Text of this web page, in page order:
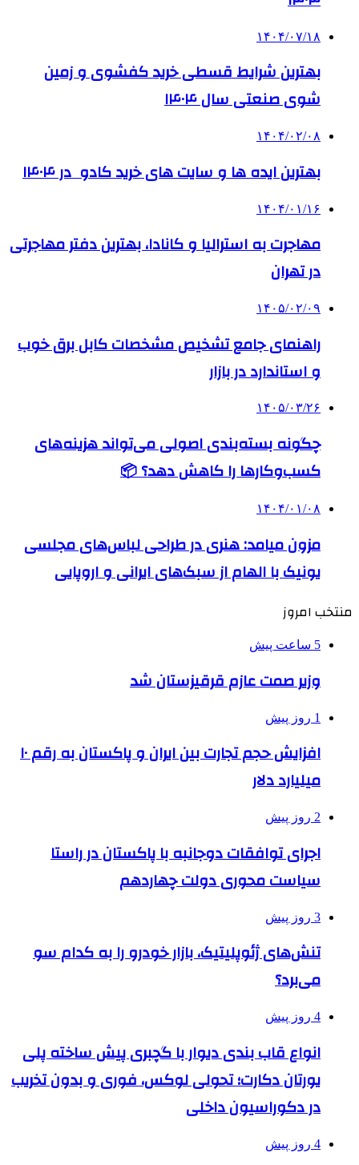
۱۴۰۴/۰۷/۱۸
بهترین شرایط قسطی خرید کفشوی و زمین
شوی صنعتی سال ۱۴۰۴
۱۴۰۴/۰۲/۰۸
بهترین ایده ها و سایت های خرید کادو در ۱۴۰۴
۱۴۰۴/۰۱/۱۶
مهاجرت به استرالیا و کانادا، بهترین دفتر مهاجرتی
در تهران
۱۴۰۵/۰۲/۰۹
راهنمای جامع تشخیص مشخصات کابل برق خوب
و استاندارد در بازار
۱۴۰۵/۰۳/۲۶
چگونه بسته‌بندی اصولی می‌تواند هزینه‌های
کسب‌وکارها را کاهش دهد؟ 📦
۱۴۰۴/۰۱/۰۸
مزون میامد: هنری در طراحی لباس‌های مجلسی
یونیک با الهام از سبک‌های ایرانی و اروپایی
منتخب امروز
5 ساعت پیش
وزیر صمت عازم قرقیزستان شد
1 روز پیش
افزایش حجم تجارت بین ایران و پاکستان به رقم ۱۰
میلیارد دلار
2 روز پیش
اجرای توافقات دوجانبه با پاکستان در راستا
سیاست محوری دولت چهاردهم
3 روز پیش
تنش‌های ژئوپلیتیک، بازار خودرو را به کدام سو
می‌برد؟
4 روز پیش
انواع قاب بندی دیوار با گچبری پیش ساخته پلی
یورتان دکارت؛ تحولی لوکس، فوری و بدون تخریب
در دکوراسیون داخلی
4 روز پیش